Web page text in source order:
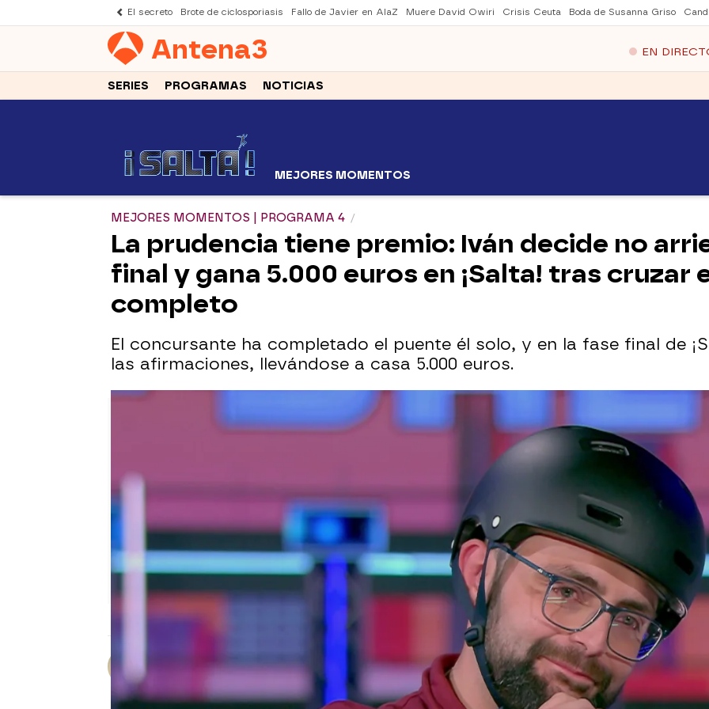
El secreto Brote de ciclosporiasis Fallo de Javier en AlaZ Muere David Owiri Crisis Ceuta Boda de Susanna Griso
Antena3 EN
SERIES PROGRAMAS NOTICIAS
MEJORES MOMENTOS
MEJORES MOMENTOS | PROGRAMA 4
La prudencia tiene premio: Iván decide no
final y gana 5.000 euros en ¡Salta! tras cruzar
completo
El concursante ha completado el puente él solo, y en la fase final de
las afirmaciones, llevándose a casa 5.000 euros.
Julián López
Publicado:22 de marzo de 2025, 22:53 WhatsappFacebook
X